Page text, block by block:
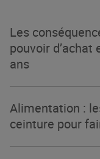
Les
pouvoir d’achat
ans
Alimentation :
ceinture pour